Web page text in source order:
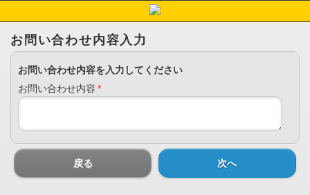
お問い合わせ内容入力
お問い合わせ内容を入力してください
お問い合わせ内容 *
戻る 次へ